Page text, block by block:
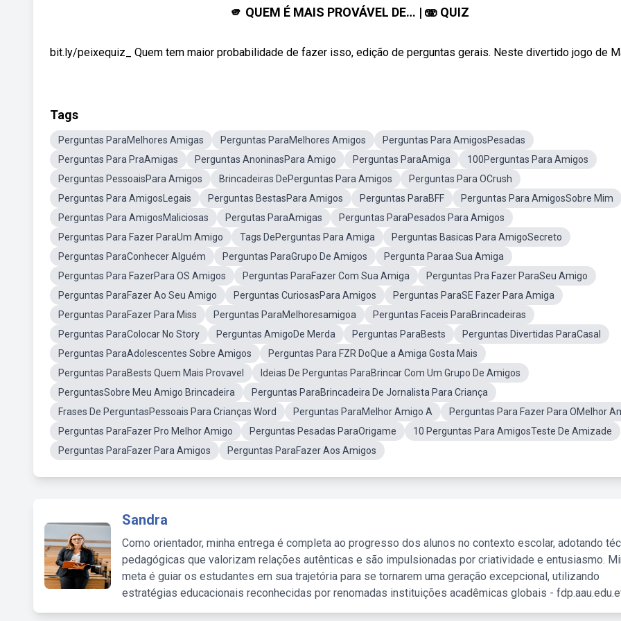
🫵 QUEM É MAIS PROVÁVEL DE… | 🫨 QUIZ
bit.ly/peixequiz_ Quem tem maior probabilidade de fazer isso, edição de perguntas gerais. Neste divertido jogo de
Tags
Perguntas ParaMelhores Amigas Perguntas ParaMelhores Amigos
Perguntas Para AmigosPesadas
Perguntas Para PraAmigas
Perguntas AnoninasPara Amigo Perguntas ParaAmiga
100Perguntas Para Amigos
Perguntas PessoaisPara Amigos
Brincadeiras DePerguntas Para Amigos
Perguntas Para OCrush
Perguntas Para AmigosLegais
Perguntas BestasPara Amigos Perguntas ParaBFF
Perguntas Para AmigosSobre Mim
Perguntas Para AmigosMaliciosas
Pergutas ParaAmigas
Perguntas ParaPesados Para Amigos
Perguntas Para Fazer ParaUm Amigo
Tags DePerguntas Para Amiga
Perguntas Basicas Para AmigoSecreto
Perguntas ParaConhecer Alguém
Perguntas ParaGrupo De Amigos
Pergunta Paraa Sua Amiga
Perguntas Para FazerPara OS Amigos
Perguntas ParaFazer Com Sua Amiga
Perguntas Pra Fazer ParaSeu Amigo
Perguntas ParaFazer Ao Seu Amigo
Perguntas CuriosasPara Amigos
Perguntas ParaSE Fazer Para Amiga
Perguntas ParaFazer Para Miss
Perguntas ParaMelhoresamigoa
Perguntas Faceis ParaBrincadeiras
Perguntas ParaColocar No Story
Perguntas AmigoDe Merda Perguntas ParaBests
Perguntas Divertidas ParaCasal
Perguntas ParaAdolescentes Sobre Amigos
Perguntas Para FZR DoQue a Amiga Gosta Mais
Perguntas ParaBests Quem Mais Provavel
Ideias De Perguntas ParaBrincar Com Um Grupo De Amigos
PerguntasSobre Meu Amigo Brincadeira
Perguntas ParaBrincadeira De Jornalista Para Criança
Frases De PerguntasPessoais Para Crianças Word
Perguntas ParaMelhor Amigo A
Perguntas Para Fazer Para OMelhor
Perguntas ParaFazer Pro Melhor Amigo
Perguntas Pesadas ParaOrigame
10 Perguntas Para AmigosTeste De Amizade
Perguntas ParaFazer Para Amigos
Perguntas ParaFazer Aos Amigos
Sandra
Como orientador, minha entrega é completa ao progresso dos alunos no contexto escolar, adotando
pedagógicas que valorizam relações autênticas e são impulsionadas por criatividade e entusiasmo.
meta é guiar os estudantes em sua trajetória para se tornarem uma geração excepcional, utilizando
estratégias educacionais reconhecidas por renomadas instituições acadêmicas globais -